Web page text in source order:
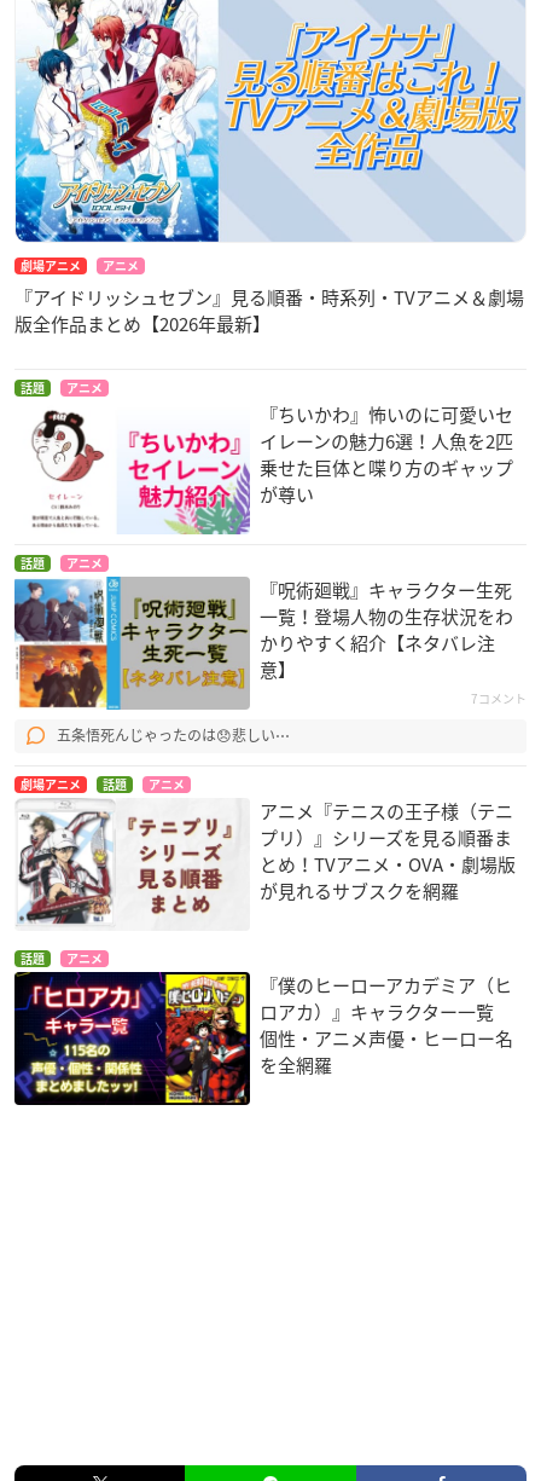
劇場アニメ アニメ
『アイドリッシュセブン』見る順番・時系列・TVアニメ＆劇場
版全作品まとめ【2026年最新】
話題 アニメ
『ちいかわ』怖いのに可愛いセ
イレーンの魅力6選！人魚を2匹
乗せた巨体と喋り方のギャップ
が尊い
話題 アニメ
『呪術廻戦』キャラクター生死
一覧！登場人物の生存状況をわ
かりやすく紹介【ネタバレ注
意】
7コメント
五条悟死んじゃったのは😞悲しい⋯
劇場アニメ 話題 アニメ
アニメ『テニスの王子様（テニ
プリ）』シリーズを見る順番ま
とめ！TVアニメ・OVA・劇場版
が見れるサブスクを網羅
話題 アニメ
『僕のヒーローアカデミア（ヒ
ロアカ）』キャラクター一覧
個性・アニメ声優・ヒーロー名
を全網羅